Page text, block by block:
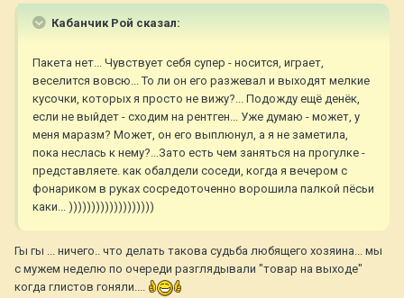
Кабанчик Рой сказал:
Пакета нет... Чувствует себя супер - носится, играет,
веселится вовсю... То ли он его разжевал и выходят мелкие
кусочки, которых я просто не вижу?... Подожду ещё денёк,
если не выйдет - сходим на рентген... Уже думаю - может, у
меня маразм? Может, он его выплюнул, а я не заметила,
пока неслась к нему?...Зато есть чем заняться на прогулке -
представляете. как обалдели соседи, когда я вечером с
фонариком в руках сосредоточенно ворошила палкой пёсьи
каки... )))))))))))))))))))
Гы гы ... ничего.. что делать такова судьба любящего хозяина... мы
с мужем неделю по очереди разглядывали "товар на выходе"
когда глистов гоняли....